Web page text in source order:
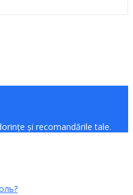
și recomandările tale.